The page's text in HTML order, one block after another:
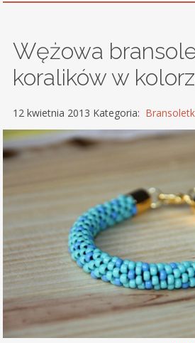
Wężowa
koralików w
12 kwietnia 2013 Kategoria: